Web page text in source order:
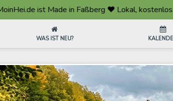
Made in Faßberg ❤️ Lokal, kostenlos und
WAS IST NEU?